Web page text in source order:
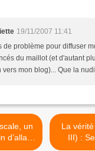
19/11/2007 11:41
de problème pour diffuser
du maillot (et d'autant
vers mon blog)... Que la
d’allant
La
III) :